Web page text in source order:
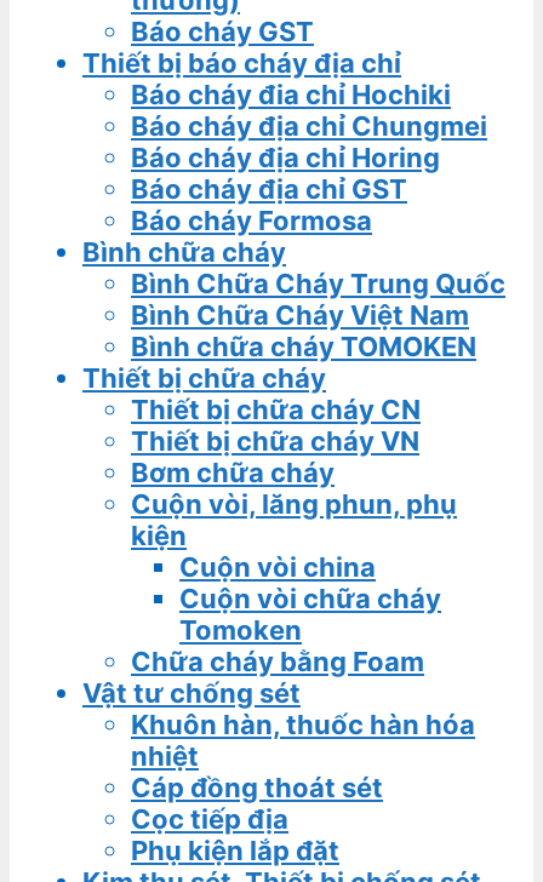
Báo cháy GST
Thiết bị báo cháy địa chỉ
Báo cháy đia chỉ Hochiki
Báo cháy địa chỉ Chungmei
Báo cháy địa chỉ Horing
Báo cháy địa chỉ GST
Báo cháy Formosa
Bình chữa cháy
Bình Chữa Cháy Trung Quốc
Bình Chữa Cháy Việt Nam
Bình chữa cháy TOMOKEN
Thiết bị chữa cháy
Thiết bị chữa cháy CN
Thiết bị chữa cháy VN
Bơm chữa cháy
Cuộn vòi, lăng phun, phụ
kiện
Cuộn vòi china
Cuộn vòi chữa cháy
Tomoken
Chữa cháy bằng Foam
Vật tư chống sét
Khuôn hàn, thuốc hàn hóa
nhiệt
Cáp đồng thoát sét
Cọc tiếp địa
Phụ kiện lắp đặt